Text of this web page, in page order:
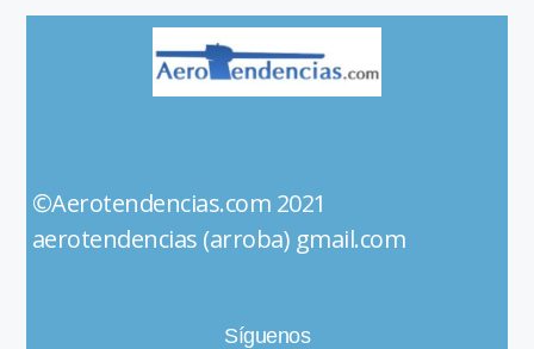
©Aerotendencias.com 2021
aerotendencias (arroba) gmail.com
Síguenos